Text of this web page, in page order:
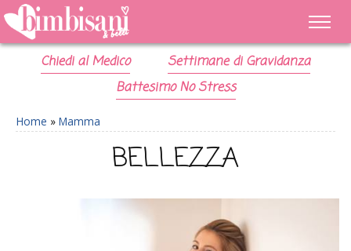
Chiedi al Medico
Settimane di Gravidanza
Battesimo No Stress
Home » Mamma
BELLEZZA